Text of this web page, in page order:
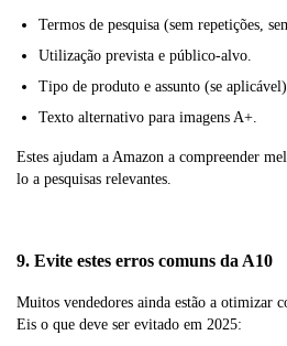
Termos de pesquisa (sem repetições,
Utilização prevista e público-alvo.
Tipo de produto e assunto (se aplicável).
Texto alternativo para imagens A+.
Estes ajudam a Amazon a compreender
lo a pesquisas relevantes.
9. Evite estes erros comuns da A10
Muitos vendedores ainda estão a otimizar
Eis o que deve ser evitado em 2025: